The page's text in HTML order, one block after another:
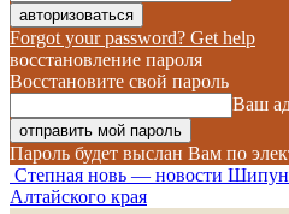
Forgot your password? Get help
восстановление пароля
Восстановите свой пароль
Ваш
Пароль будет выслан Вам по
Степная новь — новости
Алтайского края